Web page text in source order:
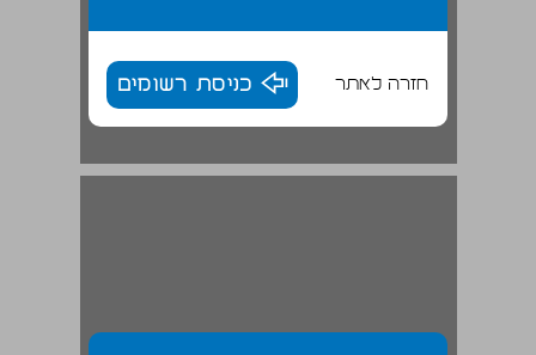
חזרה לאתר כניסת רשומים